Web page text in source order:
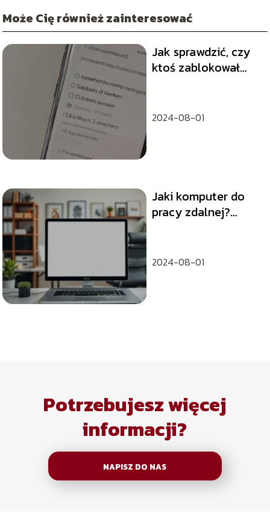
Może Cię również zainteresować
Jak sprawdzić, czy
ktoś zablokował
2024-08-01
Jaki komputer do
pracy zdalnej?
2024-08-01
Potrzebujesz więcej
informacji?
NAPISZ DO NAS